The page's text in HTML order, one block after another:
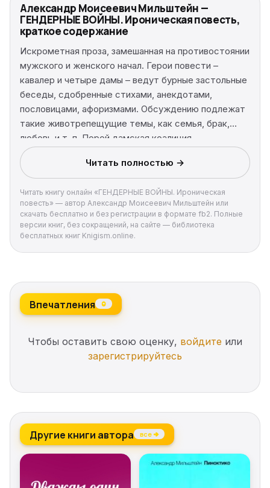
Александр Моисеевич Мильштейн —
ГЕНДЕРНЫЕ ВОЙНЫ. Ироническая повесть,
краткое содержание
Искрометная проза, замешанная на противостоянии
мужского и женского начал. Герои повести –
кавалер и четыре дамы – ведут бурные застольные
беседы, сдобренные стихами, анекдотами,
пословицами, афоризмами. Обсуждению подлежат
такие животрепещущие темы, как семья, брак,
любовь и т. п. Порой дамская коалиция
распадается, и кавалер приобретает временных
союзников. Зыбкий перевес в спорах склоняется то
в одну, то в другую сторону, и до мира или хотя бы
перемирия в гендерной войне еще очень далеко.
Читать полностью →
Читать книгу онлайн «ГЕНДЕРНЫЕ ВОЙНЫ. Ироническая
повесть» — автор Александр Моисеевич Мильштейн или
скачать бесплатно и без регистрации в формате fb2. Полные
версии книг, без сокращений, на сайте — библиотека
бесплатных книг Knigism.online.
Впечатления 0
Чтобы оставить свою оценку, войдите или
зарегистрируйтесь
Другие книги автора все →